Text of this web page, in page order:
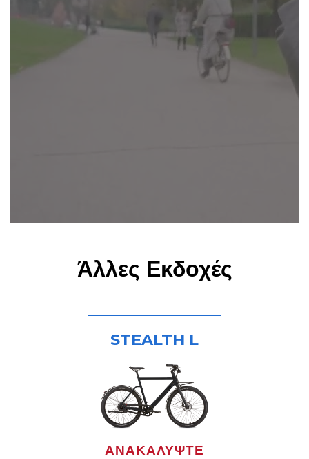
Άλλες Εκδοχές
STEALTH L
ΑΝΑΚΑΛΥΨΤΕ